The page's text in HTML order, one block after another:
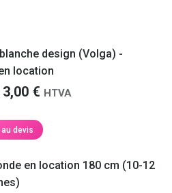
design (Volga) -
location
Le
initial
3,50 €.
3,00 € Le
actuel
3,00 €.
HTVA
devis
en location 180 cm (10-12